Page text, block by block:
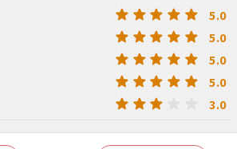
5.0
5.0
5.0
5.0
3.0